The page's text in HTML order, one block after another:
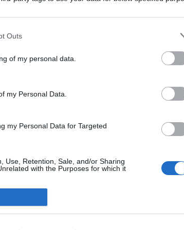
Outs
of my personal data.
my Personal Data.
my Personal Data for Targeted
Use, Retention, Sale, and/or Sharing
with the Purposes for which it
megrendezett tárlatvezetést követően a